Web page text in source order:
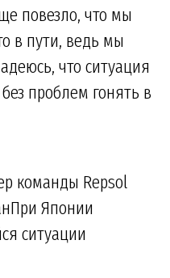
повезло, что мы
в пути, ведь мы
что ситуация
проблем гонять в
команды Repsol
Японии
ситуации